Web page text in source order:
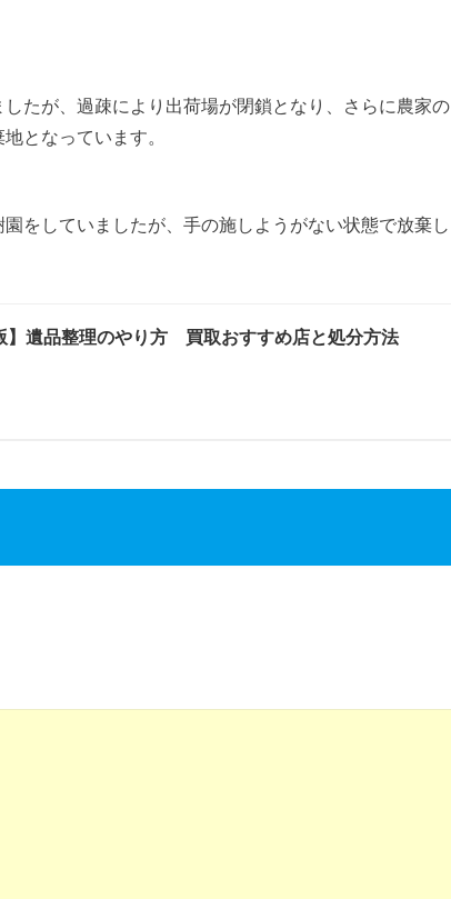
たが、過疎により出荷場が閉鎖となり、さらに農家の
となっています。
をしていましたが、手の施しようがない状態で放棄し
】遺品整理のやり方 買取おすすめ店と処分方法